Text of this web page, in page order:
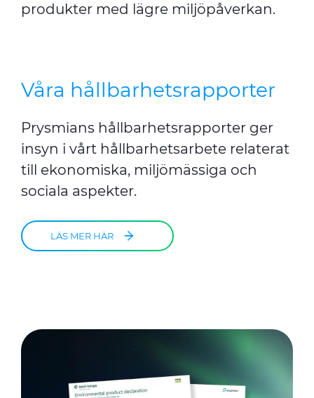
produkter med lägre miljöpåverkan.
Våra hållbarhetsrapporter
Prysmians hållbarhetsrapporter ger
insyn i vårt hållbarhetsarbete relaterat
till ekonomiska, miljömässiga och
sociala aspekter.
LÄS MER HÄR